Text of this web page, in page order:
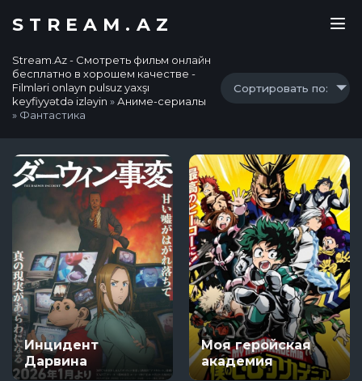
STREAM.AZ
Stream.Az - Смотреть фильм онлайн
бесплатно в хорошем качестве -
Filmləri onlayn pulsuz yaxşı
keyfiyyətdə izləyin »Аниме-сериалы
» Фантастика
Сортировать по:
Инцидент
Дарвина
Моя геройская
академия